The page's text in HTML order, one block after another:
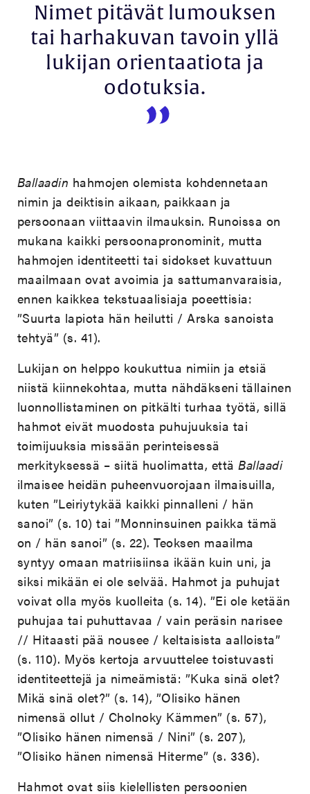
Nimet pitävät lumouksen
tai harhakuvan tavoin yllä
lukijan orientaatiota ja
odotuksia.
Ballaadin hahmojen olemista kohdennetaan
nimin ja deiktisin aikaan, paikkaan ja
persoonaan viittaavin ilmauksin. Runoissa on
mukana kaikki persoonapronominit, mutta
hahmojen identiteetti tai sidokset kuvattuun
maailmaan ovat avoimia ja sattumanvaraisia,
ennen kaikkea tekstuaalisiaja poeettisia:
”Suurta lapiota hän heilutti / Arska sanoista
tehtyä” (s. 41).
Lukijan on helppo koukuttua nimiin ja etsiä
niistä kiinnekohtaa, mutta nähdäkseni tällainen
luonnollistaminen on pitkälti turhaa työtä, sillä
hahmot eivät muodosta puhujuuksia tai
toimijuuksia missään perinteisessä
merkityksessä – siitä huolimatta, ettäBallaadi
ilmaisee heidän puheenvuorojaan ilmaisuilla,
kuten ”Leiriytykää kaikki pinnalleni / hän
sanoi” (s. 10) tai ”Monninsuinen paikka tämä
on / hän sanoi” (s. 22). Teoksen maailma
syntyy omaan matriisiinsa ikään kuin uni, ja
siksi mikään ei ole selvää. Hahmot ja puhujat
voivatolla myös kuolleita (s. 14). ”Ei ole ketään
puhujaa tai puhuttavaa / vain peräsin narisee
// Hitaasti pää nousee / keltaisista aalloista”
(s. 110). Myös kertoja arvuuttelee toistuvasti
identiteettejä ja nimeämistä: ”Kuka sinä olet?
Mikä sinä olet?” (s. 14), ”Olisiko hänen
nimensä ollut / Cholnoky Kämmen” (s. 57),
”Olisiko hänen nimensä / Nini” (s. 207),
”Olisiko hänen nimensä Hiterme” (s. 336).
Hahmot ovat siis kielellisten persoonien